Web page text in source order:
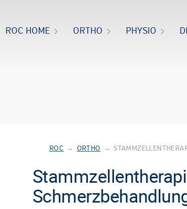
ROC HOME ORTHO PHYSIO
ROC → ORTHO →